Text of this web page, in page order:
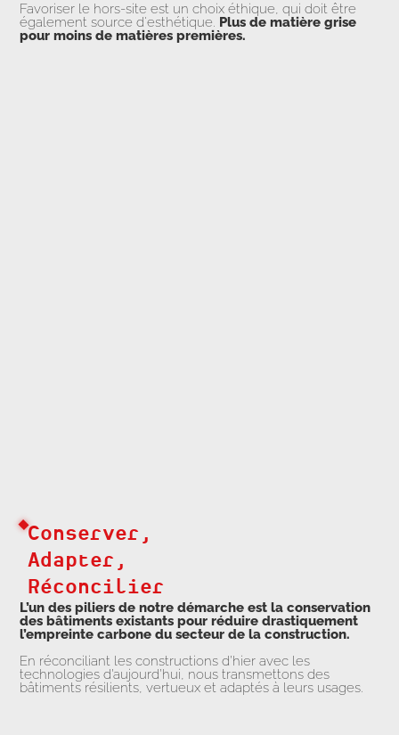
Favoriser le hors-site est un choix éthique, qui doit être
également source d'esthétique. Plus de matière grise
pour moins de matières premières.
Conserver,
Adapter,
Réconcilier
L’un des piliers de notre démarche est la conservation
des bâtiments existants pour réduire drastiquement
l’empreinte carbone du secteur de la construction.
En réconciliant les constructions d’hier avec les
technologies d’aujourd’hui, nous transmettons des
bâtiments résilients, vertueux et adaptés à leurs usages.